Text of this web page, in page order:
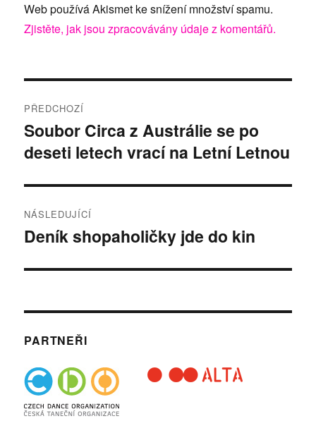
Web používá Akismet ke snížení množství spamu.
Zjistěte, jak jsou zpracovávány údaje z komentářů.
pro
příspěvek
PŘEDCHOZÍ
Předchozí
příspěvek:
Soubor Circa z Austrálie se po
deseti letech vrací na Letní Letnou
NÁSLEDUJÍCÍ
Následující
Deník shopaholičky jde do kin
PARTNEŘI